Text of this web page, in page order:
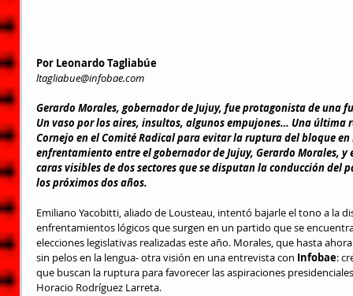
Por Leonardo Tagliabúe
ltagliabue@infobae.com
Gerardo Morales, gobernador de Jujuy, fue protagonista de una
Un vaso por los aires, insultos, algunos empujones… Una última
Cornejo en el Comité Radical para evitar la ruptura del bloque
enfrentamiento entre el gobernador de Jujuy, Gerardo Morales,
caras visibles de dos sectores que se disputan la conducción
los próximos dos años.
Emiliano Yacobitti, aliado de Lousteau, intentó bajarle el tono a la
enfrentamientos lógicos que surgen en un partido que se
elecciones legislativas realizadas este año. Morales, que hasta
sin pelos en la lengua- otra visión en una entrevista con Infobae:
que buscan la ruptura para favorecer las aspiraciones
Horacio Rodríguez Larreta.